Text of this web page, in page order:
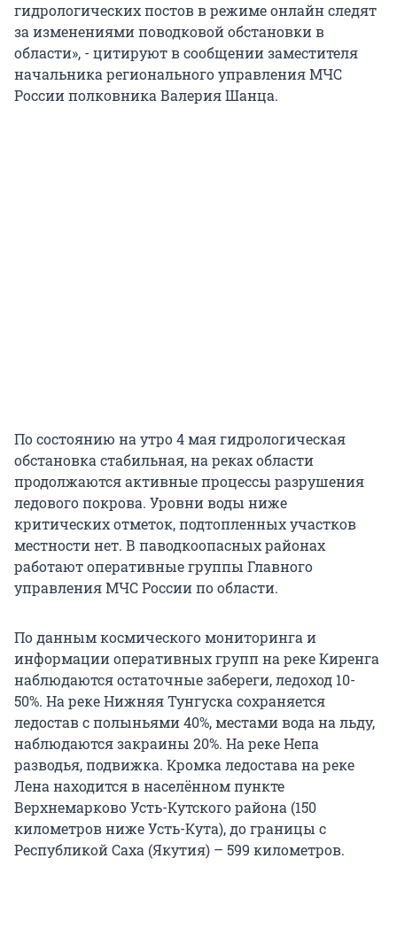
гидрологических постов в режиме онлайн следят
за изменениями поводковой обстановки в
области», - цитируют в сообщении заместителя
начальника регионального управления МЧС
России полковника Валерия Шанца.
По состоянию на утро 4 мая гидрологическая
обстановка стабильная, на реках области
продолжаются активные процессы разрушения
ледового покрова. Уровни воды ниже
критических отметок, подтопленных участков
местности нет. В паводкоопасных районах
работают оперативные группы Главного
управления МЧС России по области.
По данным космического мониторинга и
информации оперативных групп на реке Киренга
наблюдаются остаточные забереги, ледоход 10-
50%. На реке Нижняя Тунгуска сохраняется
ледостав с полыньями 40%, местами вода на льду,
наблюдаются закраины 20%. На реке Непа
разводья, подвижка. Кромка ледостава на реке
Лена находится в населённом пункте
Верхнемарково Усть-Кутского района (150
километров ниже Усть-Кута), до границы с
Республикой Саха (Якутия) – 599 километров.